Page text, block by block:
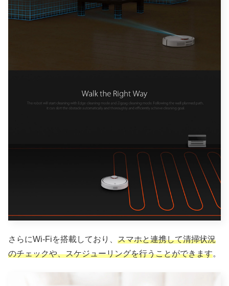
さらにWi-Fiを搭載しており、 スマホと連携して清掃状況
のチェックや、スケジューリングを行うことができます。